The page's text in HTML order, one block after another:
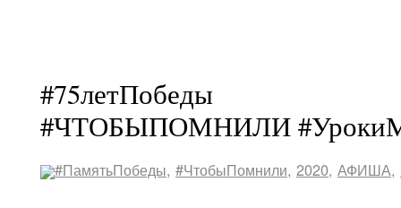
#75летПобеды
#ЧТОБЫПОМНИЛИ
#ПамятьПобеды, #ЧтобыПомнили, 2020, АФИША,